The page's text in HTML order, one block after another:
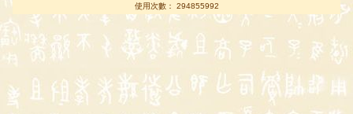
使用次數： 294855992